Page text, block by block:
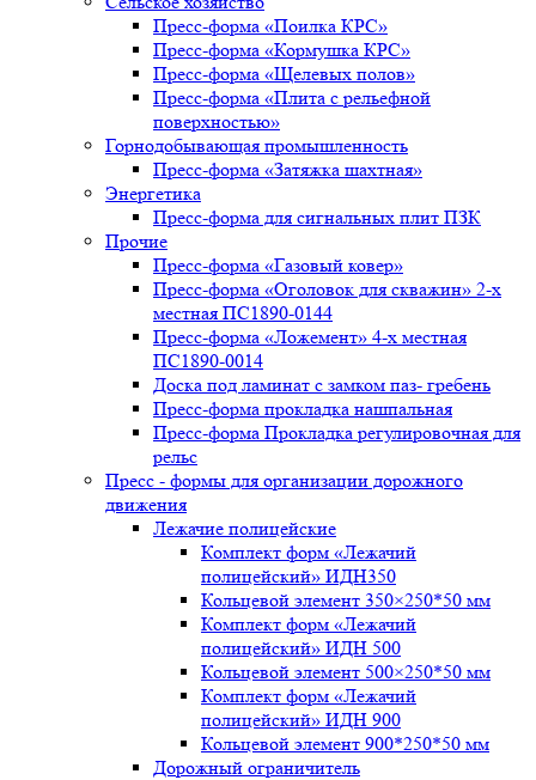
Пресс-форма «Поилка КРС»
Пресс-форма «Кормушка КРС»
Пресс-форма «Щелевых полов»
Пресс-форма «Плита с рельефной
поверхностью»
Горнодобывающая промышленность
Пресс-форма «Затяжка шахтная»
Энергетика
Пресс-форма для сигнальных плит ПЗК
Прочие
Пресс-форма «Газовый ковер»
Пресс-форма «Оголовок для скважин» 2-х
местная ПС1890-0144
Пресс-форма «Ложемент» 4-х местная
ПС1890-0014
Доска под ламинат с замком паз- гребень
Пресс-форма прокладка нашпальная
Пресс-форма Прокладка регулировочная для
рельс
Пресс - формы для организации дорожного
движения
Лежачие полицейские
Комплект форм «Лежачий
полицейский» ИДН350
Кольцевой элемент 350×250*50 мм
Комплект форм «Лежачий
полицейский» ИДН 500
Кольцевой элемент 500×250*50 мм
Комплект форм «Лежачий
полицейский» ИДН 900
Кольцевой элемент 900*250*50 мм
Дорожный ограничитель